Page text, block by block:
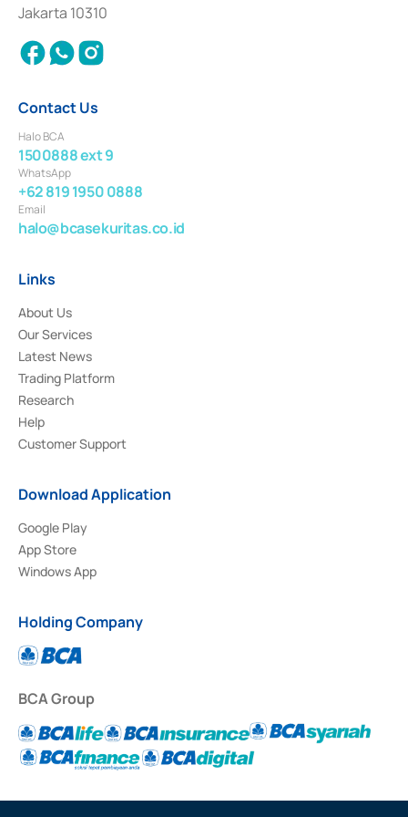
2018.
Jakarta 10310
Contact Us
Halo BCA
1500888 ext 9
WhatsApp
+62 819 1950 0888
Email
halo@bcasekuritas.co.id
Links
About Us
Our Services
Latest News
Trading Platform
Research
Help
Customer Support
Download Application
Google Play
App Store
Windows App
Holding Company
BCA Group